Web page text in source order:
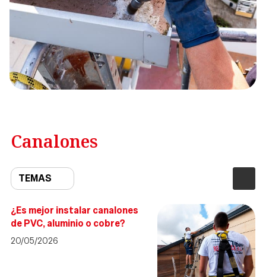
Canalones
TEMAS
¿Es mejor instalar canalones
de PVC, aluminio o cobre?
20/05/2026